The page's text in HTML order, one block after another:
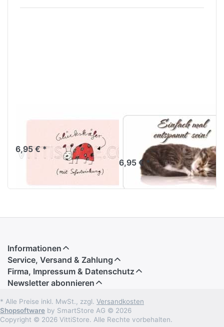
Frühstücksbrettchen
Glückskäfer
6,95 € *
Einfach mal
entspannt
6,95 € *
Informationen
Service, Versand & Zahlung
Firma, Impressum & Datenschutz
Newsletter abonnieren
* Alle Preise inkl. MwSt., zzgl. Versandkosten
Shopsoftware by SmartStore AG © 2026
Copyright © 2026 VittiStore. Alle Rechte vorbehalten.